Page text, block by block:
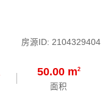
房源ID: 2104329404
50.00 m2
面积